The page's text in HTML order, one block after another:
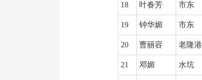
18 叶春芳 市东
19 钟华媚 市东
20 曹丽容 老隆港
21 邓媚 水坑